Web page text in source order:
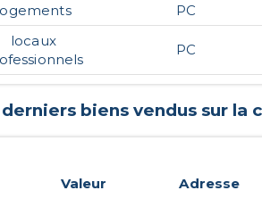
PC
locaux
PC
derniers biens vendus sur la
Valeur Adresse